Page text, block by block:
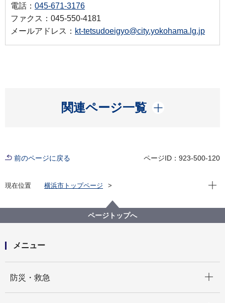
電話： 045-671-3176
ファクス：045-550-4181
メールアドレス： kt-tetsudoeigyo@city.yokohama.lg.jp
関連ページ一覧
開く
前のページに戻る ページID：923-500-120
現在位置
横浜市トップページ
交通局
高速鉄道本部営業課
ハマエコカードを持っていますが、氏名や住所など登
現在
ページトップへ
メニュー
防災・救急